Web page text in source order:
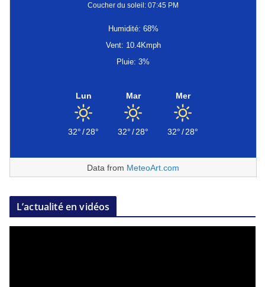
Coucher du soleil: 07:45 PM
Humidité: 68%
Vent: 10.4Kmph
Pluie: 3%
Lun
32°/28°
Mar
32°/28°
Mer
32°/28°
Data from MeteoArt.com
L’actualité en vidéos